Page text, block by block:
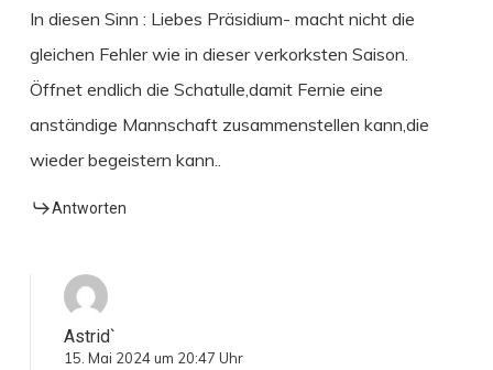
In diesen Sinn : Liebes Präsidium- macht nicht die
gleichen Fehler wie in dieser verkorksten Saison.
Öffnet endlich die Schatulle,damit Fernie eine
anständige Mannschaft zusammenstellen kann,die
wieder begeistern kann..
Antworten
Astrid`
15. Mai 2024 um 20:47 Uhr